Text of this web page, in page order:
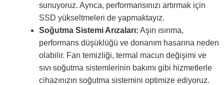
sunuyoruz. Ayrıca, performansınızı artırmak için
SSD yükseltmeleri de yapmaktayız.
Soğutma Sistemi Arızaları: Aşırı ısınma,
performans düşüklüğü ve donanım hasarına neden
olabilir. Fan temizliği, termal macun değişimi ve
sıvı soğutma sistemlerinin bakımı gibi hizmetlerle
cihazınızın soğutma sistemini optimize ediyoruz.